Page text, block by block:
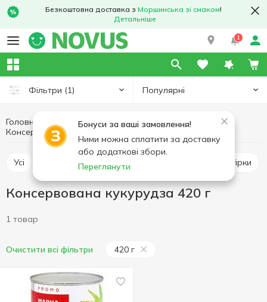
Безкоштовна доставка з Моршинська зі смаком!
Детальніше
1
Фільтри (1) Популярні
Бонуси за ваші замовлення!
Ними можна сплатити за доставку
або додаткові збори.
Переглянути
Головна Консерви Овочева консервація
Консервована кукурудза
Усі Консервована кукурудза Консервовані огірки
Консервована кукурудза 420 г
1 товар
Очистити всі фільтри 420 г